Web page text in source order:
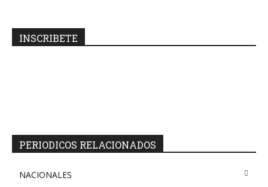
INSCRIBETE
PERIODICOS RELACIONADOS
NACIONALES